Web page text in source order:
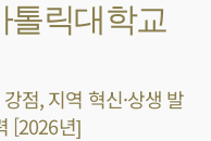
톨릭대학교
점, 지역 혁신·상생 발
[2026년]